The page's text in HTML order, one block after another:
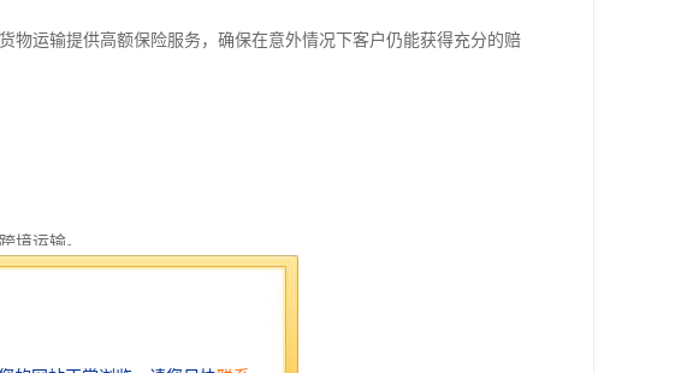
物运输提供高额保险服务，确保在意外情况下客户仍能获得充分的赔
境运输。
择：